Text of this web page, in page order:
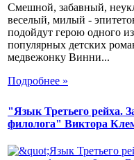
Смешной, забавный,
веселый, милый -
подойдут герою одного
популярных детских
медвежонку Винни...
Подробнее »
"Язык Третьего рейха.
филолога" Виктора